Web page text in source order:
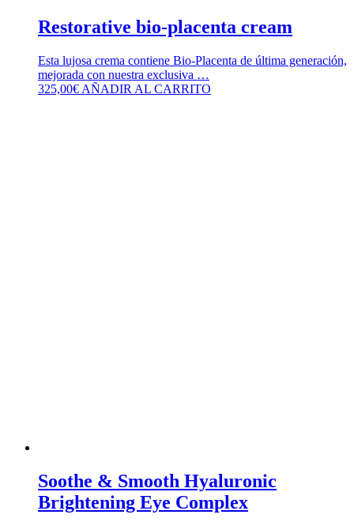
Restorative bio-placenta cream
Esta lujosa crema contiene Bio-Placenta de última generación,
mejorada con nuestra exclusiva …
325,00€ AÑADIR AL CARRITO
Soothe & Smooth Hyaluronic
Brightening Eye Complex